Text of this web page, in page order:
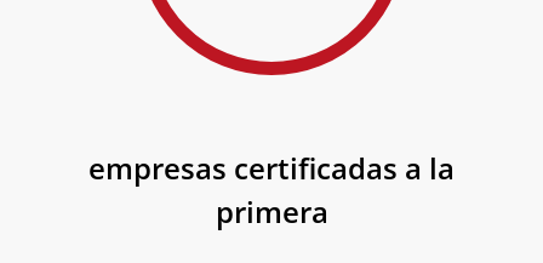
empresas certificadas a la
primera